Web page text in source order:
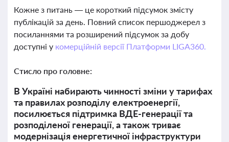
Кожне з питань — це короткий підсумок змісту
публікацій за день. Повний список першоджерел з
посиланнями та розширений підсумок за добу
доступні у комерційній версії Платформи LIGA360.
Стисло про головне:
В Україні набирають чинності зміни у тарифах
та правилах розподілу електроенергії,
посилюється підтримка ВДЕ-генерації та
розподіленої генерації, а також триває
модернізація енергетичної інфраструктури